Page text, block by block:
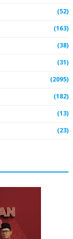
(52)
(163)
(38)
(31)
(2095)
(182)
(13)
(23)